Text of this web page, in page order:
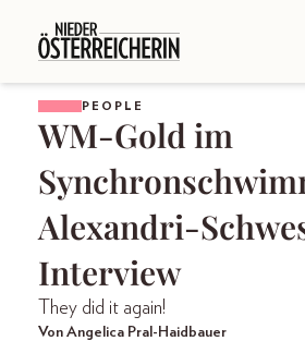
PEOPLE
WM-Gold im
Alexandri-
Interview
They did it again!
Von Angelica Pral-Haidbauer